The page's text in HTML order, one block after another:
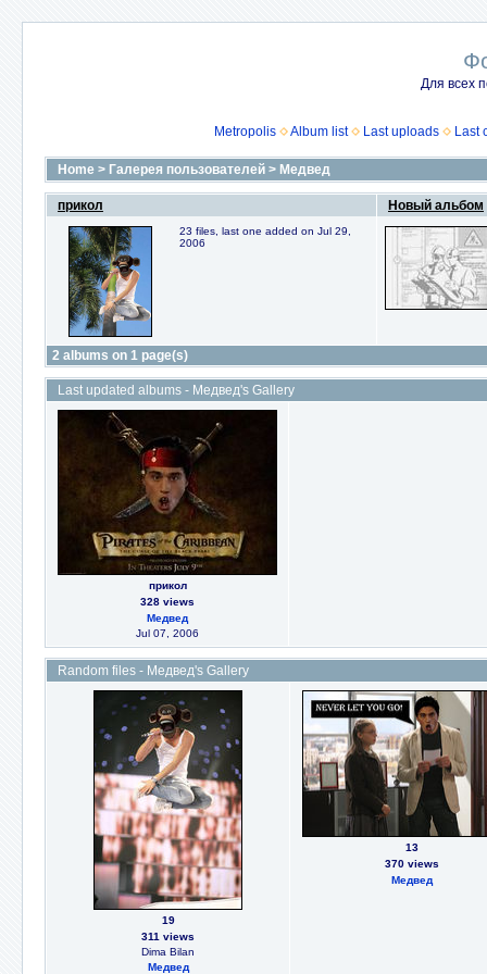
Для всех
Metropolis Album list Last uploads Last
Home > Галерея пользователей > Медвед
прикол
23 files, last one added on Jul 29,
2006
Новый альбом
2 albums on 1 page(s)
Last updated albums - Медвед's Gallery
прикол
328 views
Медвед
Jul 07, 2006
Random files - Медвед's Gallery
19
311 views
Dima Bilan
Медвед
13
370 views
Медвед